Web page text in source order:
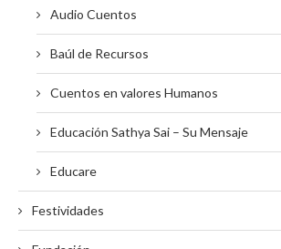
Audio Cuentos
Baúl de Recursos
Cuentos en valores Humanos
Educación Sathya Sai – Su Mensaje
Educare
Festividades